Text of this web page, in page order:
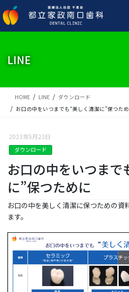
ン
テ
ビ
ゲ
移
LINE
HOME LINE
ダウンロード
お口の中をいつまでも“美しく清潔に”保つた
2023年5月23日
ダウンロード
お口の中をいつまで
に”保つために
お口の中を美しく清潔に保つための資
ます。